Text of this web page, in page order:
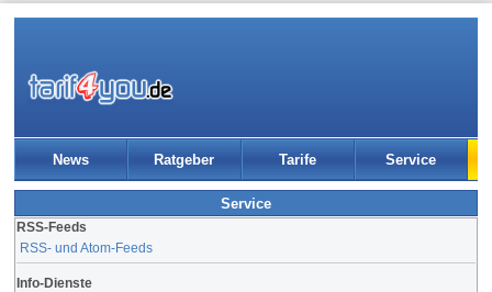
News Ratgeber Tarife Service
Service
RSS-Feeds
RSS- und Atom-Feeds
Info-Dienste